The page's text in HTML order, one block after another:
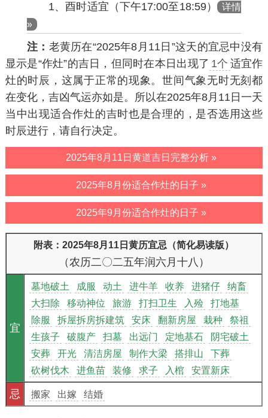
1、酉时适宜（下午17:00至18:59）
详情
»
注： 老黄历在“2025年8月11日”这天的宜忌中没有
显示是“作灶”的吉日，但同时在本日出现了 1个 适宜作
灶的时辰，这属于正常的现象。世间气象无时无刻都
在变化，吉凶气运亦如是。所以在2025年8月11日一天
当中出现适合作灶的吉时也是合理的，是否选用这些
时辰进行，请自行决定。
2025年8月11日黄道吉日完整分析 »
2025年8月份适合作灶的日子 »
2025年9月份适合作灶的日子 »
附表：2025年8月11日黄历宜忌（简化易读版）
（农历二〇二五年润六月十八）
宜
墓地破土 成服 动土 进牛羊 收养 进猪仔
纳畜
大扫除
移动神位 旅游 打扫卫生 入殓
打地基
除服
拆屋拆房拆建筑 安床 翻新房屋 栽种
祭祖
生孩子
破腹产 扫墓 出远门 定地基石
阴宅破土
安葬
开光 清洁房屋 制作大梁 搭排山
下葬
砍树伐木
进鱼苗 装修 求子 入棺
安置新床
忌
搬家 出嫁 结婚